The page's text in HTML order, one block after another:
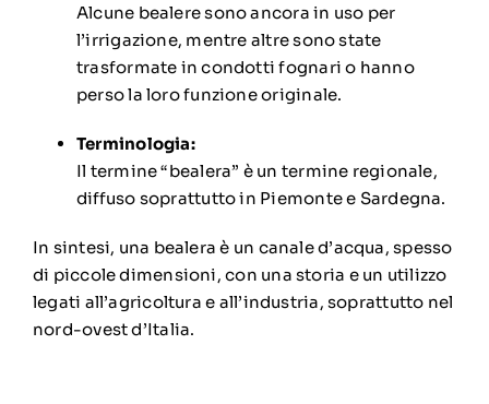
Alcune bealere sono ancora in uso per
l’irrigazione, mentre altre sono state
trasformate in condotti fognari o hanno
perso la loro funzione originale.
Terminologia:
Il termine “bealera” è un termine regionale,
diffuso soprattutto in Piemonte e Sardegna.
In sintesi, una bealera è un canale d’acqua, spesso
di piccole dimensioni, con una storia e un utilizzo
legati all’agricoltura e all’industria, soprattutto nel
nord-ovest d’Italia.